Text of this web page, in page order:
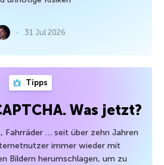
31 Jul 2026
Tipps
Was jetzt?
Fahrräder … seit über zehn Jahren
immer wieder mit
Bildern herumschlagen, um zu